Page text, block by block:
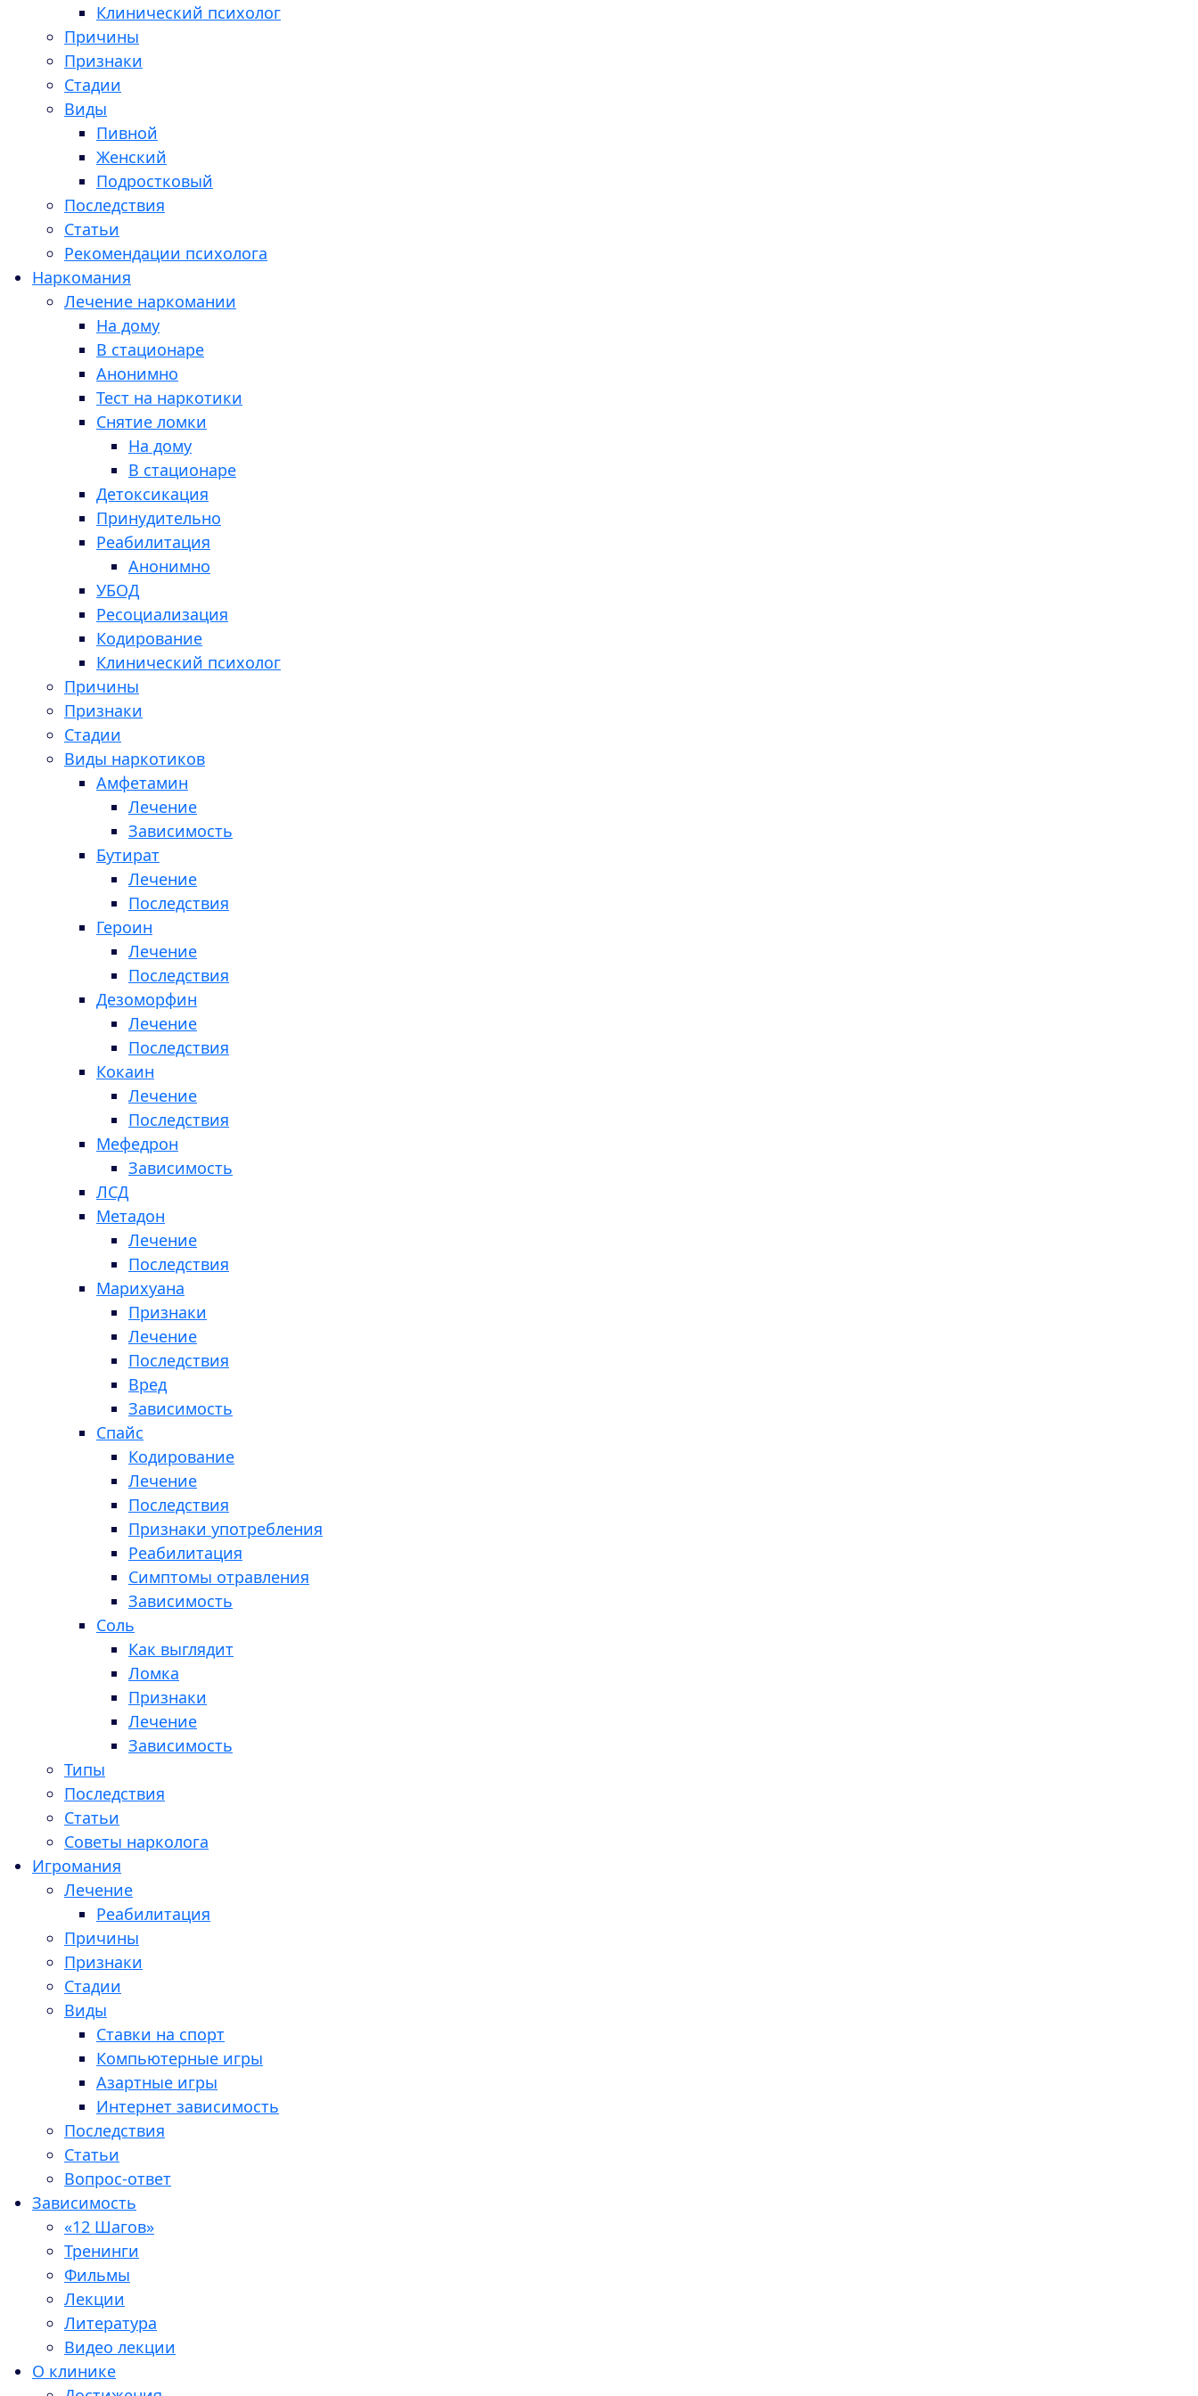
Клинический психолог
Причины
Признаки
Стадии
Виды
Пивной
Женский
Подростковый
Последствия
Статьи
Рекомендации психолога
Наркомания
Лечение наркомании
На дому
В стационаре
Анонимно
Тест на наркотики
Снятие ломки
На дому
В стационаре
Детоксикация
Принудительно
Реабилитация
Анонимно
УБОД
Ресоциализация
Кодирование
Клинический психолог
Причины
Признаки
Стадии
Виды наркотиков
Амфетамин
Лечение
Зависимость
Бутират
Лечение
Последствия
Героин
Лечение
Последствия
Дезоморфин
Лечение
Последствия
Кокаин
Лечение
Последствия
Мефедрон
Зависимость
ЛСД
Метадон
Лечение
Последствия
Марихуана
Признаки
Лечение
Последствия
Вред
Зависимость
Спайс
Кодирование
Лечение
Последствия
Признаки употребления
Реабилитация
Симптомы отравления
Зависимость
Соль
Как выглядит
Ломка
Признаки
Лечение
Зависимость
Типы
Последствия
Статьи
Советы нарколога
Игромания
Лечение
Реабилитация
Причины
Признаки
Стадии
Виды
Ставки на спорт
Компьютерные игры
Азартные игры
Интернет зависимость
Последствия
Статьи
Вопрос-ответ
Зависимость
«12 Шагов»
Тренинги
Фильмы
Лекции
Литература
Видео лекции
О клинике